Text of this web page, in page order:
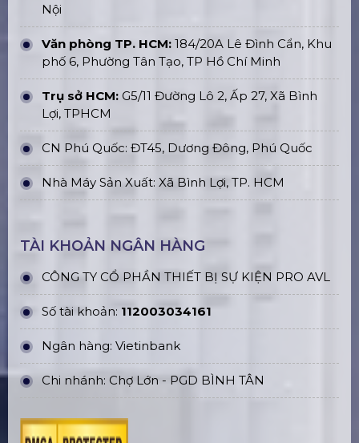
Nội
Văn phòng TP. HCM: 184/20A Lê Đình Cẩn, Khu
phố 6, Phường Tân Tạo, TP Hồ Chí Minh
Trụ sở HCM: G5/11 Đường Lô 2, Ấp 27, Xã Bình
Lợi, TPHCM
CN Phú Quốc: ĐT45, Dương Đông, Phú Quốc
Nhà Máy Sản Xuất: Xã Bình Lợi, TP. HCM
TÀI KHOẢN NGÂN HÀNG
CÔNG TY CỔ PHẦN THIẾT BỊ SỰ KIỆN PRO AVL
Số tài khoản: 112003034161
Ngân hàng: Vietinbank
Chi nhánh: Chợ Lớn - PGD BÌNH TÂN